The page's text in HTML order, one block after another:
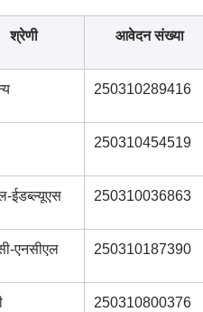
श्रेणी आवेदन संख्या
250310289416
250310454519
ईडब्ल्यूएस 250310036863
एनसीएल 250310187390
250310800376